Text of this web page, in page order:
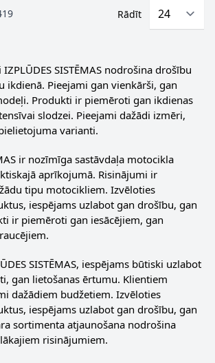
Rādīt
SISTĒMAS nodrošina drošību
ikdienā. Pieejami gan vienkārši, gan
Produkti ir piemēroti gan ikdienas
slodzei. Pieejami dažādi izmēri,
varianti.
ir nozīmīga sastāvdaļa motocikla
aprīkojumā. Risinājumi ir
tipu motocikliem. Izvēloties
iespējams uzlabot gan drošību, gan
ir piemēroti gan iesācējiem, gan
SISTĒMAS, iespējams būtiski uzlabot
gan lietošanas ērtumu. Klientiem
dažādiem budžetiem. Izvēloties
iespējams uzlabot gan drošību, gan
sortimenta atjaunošana nodrošina
risinājumiem.